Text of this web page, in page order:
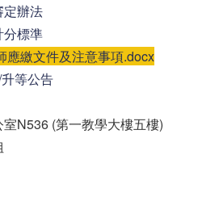
定辦法
分標準
應繳文件及注意事項.docx
等公告
N536 (第一教學大樓五樓)